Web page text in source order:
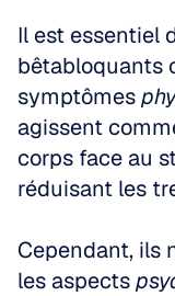
Il est essentiel
bêtabloquants
symptômes
agissent
corps face au
réduisant les
Cependant, ils
les aspects